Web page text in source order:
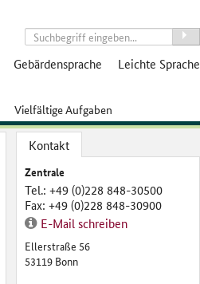
suchen
Gebärdensprache Leichte Sprache
Vielfältige Aufgaben
Kontakt
Zentrale
Tel.: +49 (0)228 848-30500
Fax: +49 (0)228 848-30900
E-Mail schreiben
Ellerstraße 56
53119 Bonn